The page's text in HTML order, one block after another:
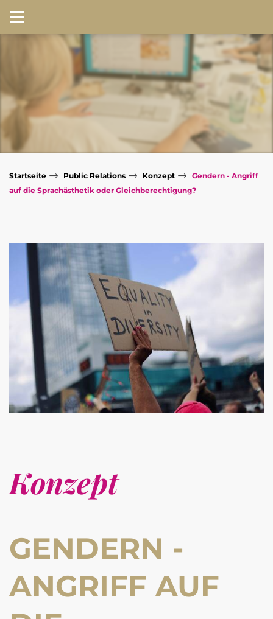
Startseite → Public Relations → Konzept → Gendern - Angriff
auf die Sprachästhetik oder Gleichberechtigung?
Konzept
GENDERN -
ANGRIFF AUF